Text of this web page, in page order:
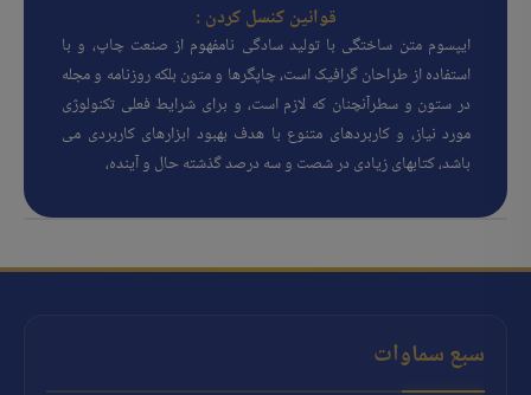
قوانین کنسل کردن :
ایپسوم متن ساختگی با تولید سادگی نامفهوم از صنعت چاپ، و با
استفاده از طراحان گرافیک است، چاپگرها و متون بلکه روزنامه و مجله
در ستون و سطرآنچنان که لازم است، و برای شرایط فعلی تکنولوژی
مورد نیاز، و کاربردهای متنوع با هدف بهبود ابزارهای کاربردی می
باشد، کتابهای زیادی در شصت و سه درصد گذشته حال و آینده،
سبع سماوات